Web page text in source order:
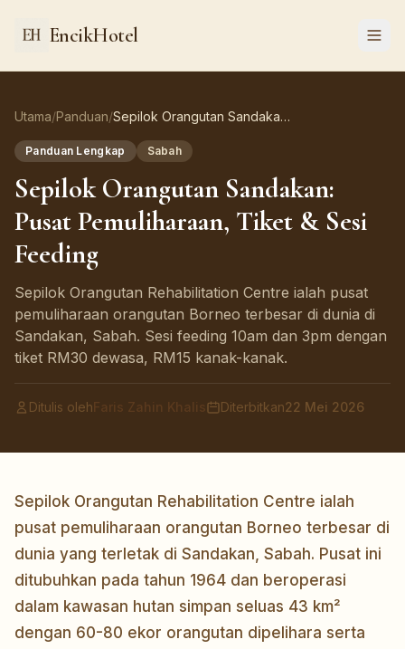
EncikHotel
Utama/Panduan/ Sepilok Orangutan Sandakan: Pusat Pemuliharaan, Tiket & Sesi Feeding
Panduan Lengkap Sabah
Sepilok Orangutan Sandakan:
Pusat Pemuliharaan, Tiket & Sesi
Feeding
Sepilok Orangutan Rehabilitation Centre ialah pusat
pemuliharaan orangutan Borneo terbesar di dunia di
Sandakan, Sabah. Sesi feeding 10am dan 3pm dengan
tiket RM30 dewasa, RM15 kanak-kanak.
Ditulis olehFaris Zahin Khalis Diterbitkan22 Mei 2026
Sepilok Orangutan Rehabilitation Centre ialah
pusat pemuliharaan orangutan Borneo terbesar di
dunia yang terletak di Sandakan, Sabah. Pusat ini
ditubuhkan pada tahun 1964 dan beroperasi
dalam kawasan hutan simpan seluas 43 km²
dengan 60-80 ekor orangutan dipelihara serta